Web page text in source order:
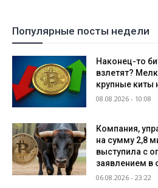
Популярные посты недели
Наконец-то
взлетят?
крупные киты
08.08.2026 - 10:08
Компания,
на сумму 2,8
выступила с
заявлением в
06.08.2026 - 23:22